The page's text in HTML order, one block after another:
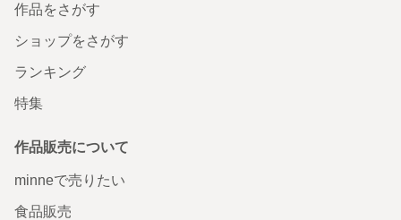
作品をさがす
ショップをさがす
ランキング
特集
作品販売について
minneで売りたい
食品販売